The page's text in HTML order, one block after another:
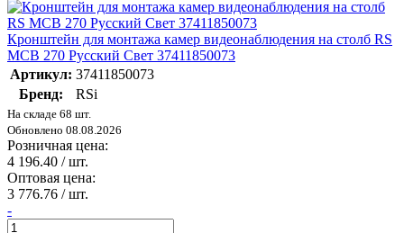
Кронштейн для монтажа камер видеонаблюдения на столб RS
MCB 270 Русский Свет 37411850073
Артикул: 37411850073
Бренд:
RSi
На складе 68 шт.
Обновлено 08.08.2026
Розничная цена:
4 196.40 / шт.
Оптовая цена:
3 776.76 / шт.
-